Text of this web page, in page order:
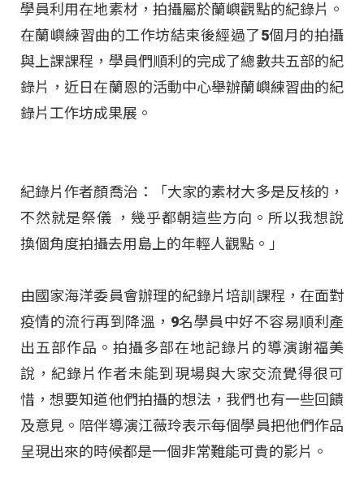
學員利用在地素材，拍攝屬於蘭嶼觀點的紀錄片。
在蘭嶼練習曲的工作坊結束後經過了5個月的拍攝
與上課課程，學員們順利的完成了總數共五部的紀
錄片，近日在蘭恩的活動中心舉辦蘭嶼練習曲的紀
錄片工作坊成果展。
紀錄片作者顏喬治：「大家的素材大多是反核的，
不然就是祭儀 ，幾乎都朝這些方向。所以我想說
換個角度拍攝去用島上的年輕人觀點。」
由國家海洋委員會辦理的紀錄片培訓課程，在面對
疫情的流行再到降溫，9名學員中好不容易順利產
出五部作品。拍攝多部在地記錄片的導演謝福美
說，紀錄片作者未能到現場與大家交流覺得很可
惜 ，想要知道他們拍攝的想法，我們也有一些回饋
及意見。陪伴導演江薇玲表示每個學員把他們作品
呈現出來的時候都是一個非常難能可貴的影片。